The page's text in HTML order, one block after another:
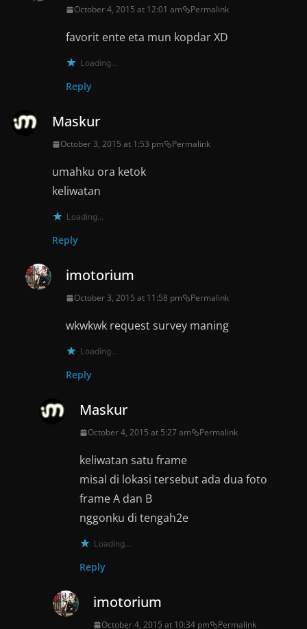
October 4, 2015 at 12:01 am Permalink
favorit ente eta mun kopdar XD
Loading...
Reply
Maskur
October 3, 2015 at 1:53 pm Permalink
umahku ora ketok
keliwatan
Loading...
Reply
imotorium
October 3, 2015 at 11:58 pm Permalink
wkwkwk request survey maning
Loading...
Reply
Maskur
October 4, 2015 at 5:27 am Permalink
keliwatan satu frame
misal di lokasi tersebut ada dua foto
frame A dan B
nggonku di tengah2e
Loading...
Reply
imotorium
October 4, 2015 at 10:34 pm Permalink